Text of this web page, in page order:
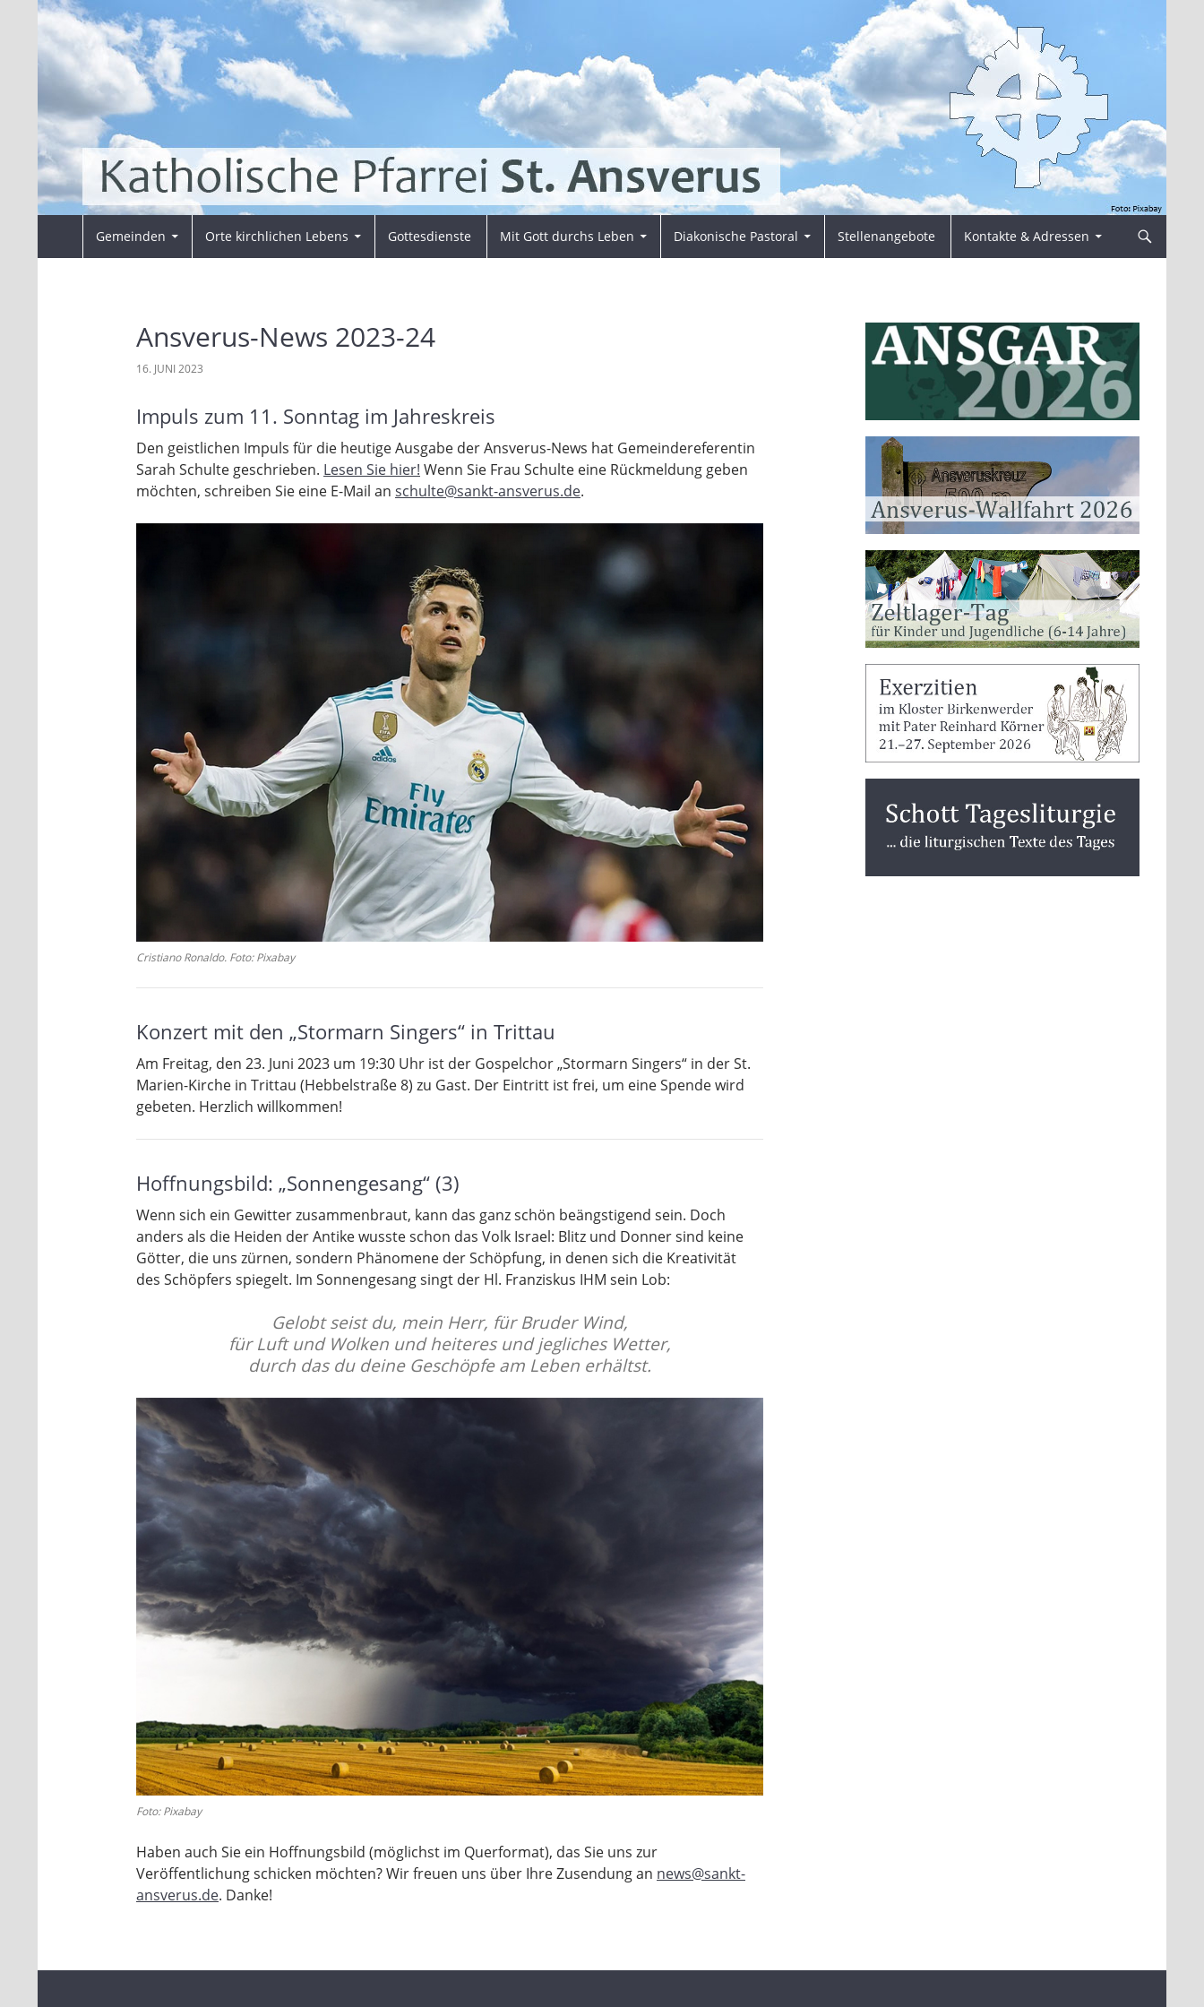
springen
Pfarrei Sankt Ansverus
Gemeinden Orte kirchlichen Lebens Gottesdienste Mit Gott durchs Leben Diakonische Pastoral Stellenangebote Kontakte & Adressen
Ansverus-News 2023-24
16. JUNI 2023
Impuls zum 11. Sonntag im Jahreskreis
Den geistlichen Impuls für die heutige Ausgabe der Ansverus-News hat Gemeindereferentin
Sarah Schulte geschrieben. Lesen Sie hier! Wenn Sie Frau Schulte eine Rückmeldung geben
möchten, schreiben Sie eine E-Mail an schulte@sankt-ansverus.de.
Cristiano Ronaldo. Foto: Pixabay
Konzert mit den „Stormarn Singers“ in Trittau
Am Freitag, den 23. Juni 2023 um 19:30 Uhr ist der Gospelchor „Stormarn Singers“ in der St.
Marien-Kirche in Trittau (Hebbelstraße 8) zu Gast. Der Eintritt ist frei, um eine Spende wird
gebeten. Herzlich willkommen!
Hoffnungsbild: „Sonnengesang“ (3)
Wenn sich ein Gewitter zusammenbraut, kann das ganz schön beängstigend sein. Doch
anders als die Heiden der Antike wusste schon das Volk Israel: Blitz und Donner sind keine
Götter, die uns zürnen, sondern Phänomene der Schöpfung, in denen sich die Kreativität
des Schöpfers spiegelt. Im Sonnengesang singt der Hl. Franziskus IHM sein Lob:
Gelobt seist du, mein Herr, für Bruder Wind,
für Luft und Wolken und heiteres und jegliches Wetter,
durch das du deine Geschöpfe am Leben erhältst.
Foto: Pixabay
Haben auch Sie ein Hoffnungsbild (möglichst im Querformat), das Sie uns zur
Veröffentlichung schicken möchten? Wir freuen uns über Ihre Zusendung an news@sankt-
ansverus.de. Danke!